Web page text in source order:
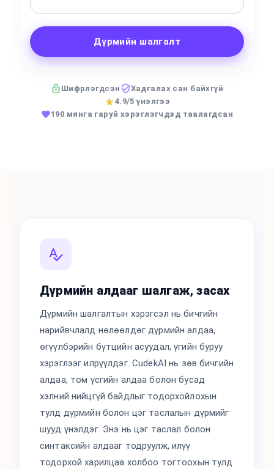
Дүрмийн шалгалт
Шифрлэгдсэн
Хадгалах сан байхгүй
4.9/5 үнэлгээ
190 мянга гаруй хэрэглэгчдэд таалагдсан
Дүрмийн алдааг шалгаж, засах
Дүрмийн шалгалтын хэрэгсэл нь бичгийн
нарийвчлалд нөлөөлдөг дүрмийн алдаа,
өгүүлбэрийн бүтцийн асуудал, үгийн буруу
хэрэглээг илрүүлдэг. CudekAI нь зөв бичгийн
алдаа, том үсгийн алдаа болон бусад
хэлний нийцгүй байдлыг тодорхойлохын
тулд дүрмийн болон цэг таслалын дүрмийг
шууд үнэлдэг. Энэ нь цэг таслал болон
синтаксийн алдааг тодруулж, илүү
тодорхой харилцаа холбоо тогтоохын тулд